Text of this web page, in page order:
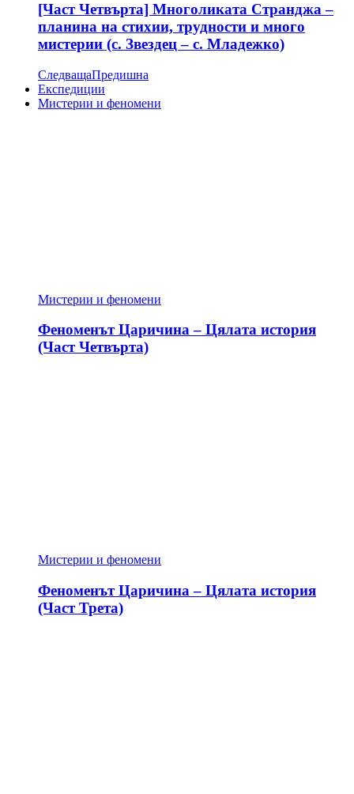
[Част Четвърта] Многоликата Странджа –
планина на стихии, трудности и много
мистерии (с. Звездец – с. Младежко)
СледващаПредишна
Експедиции
Мистерии и феномени
Мистерии и феномени
Феноменът Царичина – Цялата история
(Част Четвърта)
Мистерии и феномени
Феноменът Царичина – Цялата история
(Част Трета)